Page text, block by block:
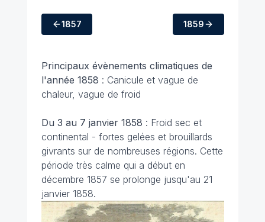
1857 1859
Principaux évènements climatiques de
l'année 1858 : Canicule et vague de
chaleur, vague de froid
Du 3 au 7 janvier 1858 : Froid sec et
continental - fortes gelées et brouillards
givrants sur de nombreuses régions. Cette
période très calme qui a début en
décembre 1857 se prolonge jusqu'au 21
janvier 1858.